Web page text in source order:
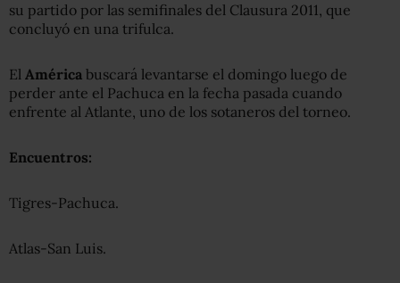
su partido por las semifinales del Clausura 2011, que
concluyó en una trifulca.
El América buscará levantarse el domingo luego de
perder ante el Pachuca en la fecha pasada cuando
enfrente al Atlante, uno de los sotaneros del torneo.
Encuentros:
Tigres-Pachuca.
Atlas-San Luis.